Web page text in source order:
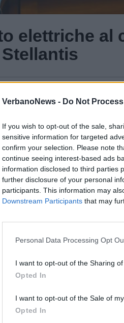
VerbanoNews - Do Not
If you wish to opt-out of the sale,
sensitive information for targeted
confirm your selection. Please note
continue seeing interest-based ads
information disclosed to third parties
further disclosure of your personal
participants. This information may
Downstream Participants that may
Personal Data Processing Opt
I want to opt-out of the Sharing
Opted In
I want to opt-out of the Sale of
Opted In
elettriche al
Guarda l'archivio